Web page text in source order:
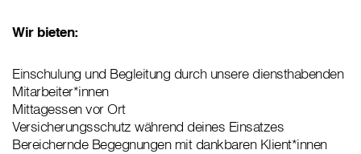
Wir bieten:
Einschulung und Begleitung durch unsere diensthabenden
Mitarbeiter*innen
Mittagessen vor Ort
Versicherungsschutz während deines Einsatzes
Bereichernde Begegnungen mit dankbaren Klient*innen